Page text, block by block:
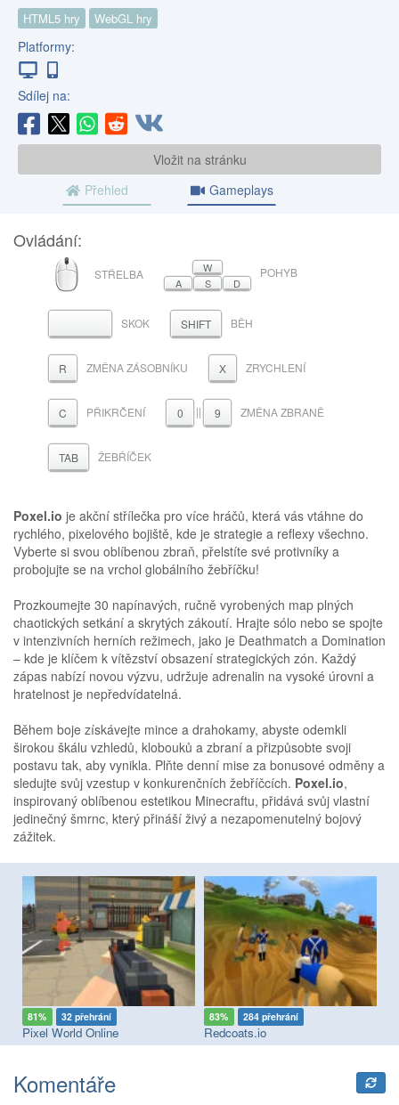
HTML5 hry WebGL hry
Platformy:
Sdílej na:
Vložit na stránku
Přehled
Gameplays
Ovládání:
MYŠ
STŘELBA
W
A
S D
POHYB
MEZERNÍKSKOK SHIFT BĚH
R ZMĚNA ZÁSOBNÍKU X ZRYCHLENÍ
C PŘIKRČENÍ 0 || 9 ZMĚNA ZBRANĚ
TAB ŽEBŘÍČEK
Poxel.io je akční střílečka pro více hráčů, která vás vtáhne do
rychlého, pixelového bojiště, kde je strategie a reflexy všechno.
Vyberte si svou oblíbenou zbraň, přelstíte své protivníky a
probojujte se na vrchol globálního žebříčku!
Prozkoumejte 30 napínavých, ručně vyrobených map plných
chaotických setkání a skrytých zákoutí. Hrajte sólo nebo se spojte
v intenzivních herních režimech, jako je Deathmatch a Domination
– kde je klíčem k vítězství obsazení strategických zón. Každý
zápas nabízí novou výzvu, udržuje adrenalin na vysoké úrovni a
hratelnost je nepředvídatelná.
Během boje získávejte mince a drahokamy, abyste odemkli
širokou škálu vzhledů, klobouků a zbraní a přizpůsobte svoji
postavu tak, aby vynikla. Plňte denní mise za bonusové odměny a
sledujte svůj vzestup v konkurenčních žebříčcích. Poxel.io,
inspirovaný oblíbenou estetikou Minecraftu, přidává svůj vlastní
jedinečný šmrnc, který přináší živý a nezapomenutelný bojový
zážitek.
81% 32 přehrání
Pixel World Online
83% 284 přehrání
Redcoats.io
Komentáře